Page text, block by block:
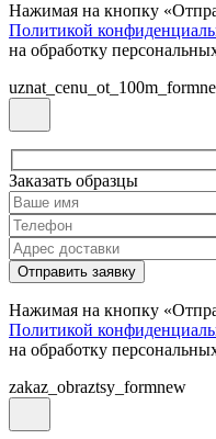
Нажимая на кнопку
Политикой
на обработку
Заказать образцы
Нажимая на кнопку
Политикой
на обработку
zakaz_obraztsy_formnew